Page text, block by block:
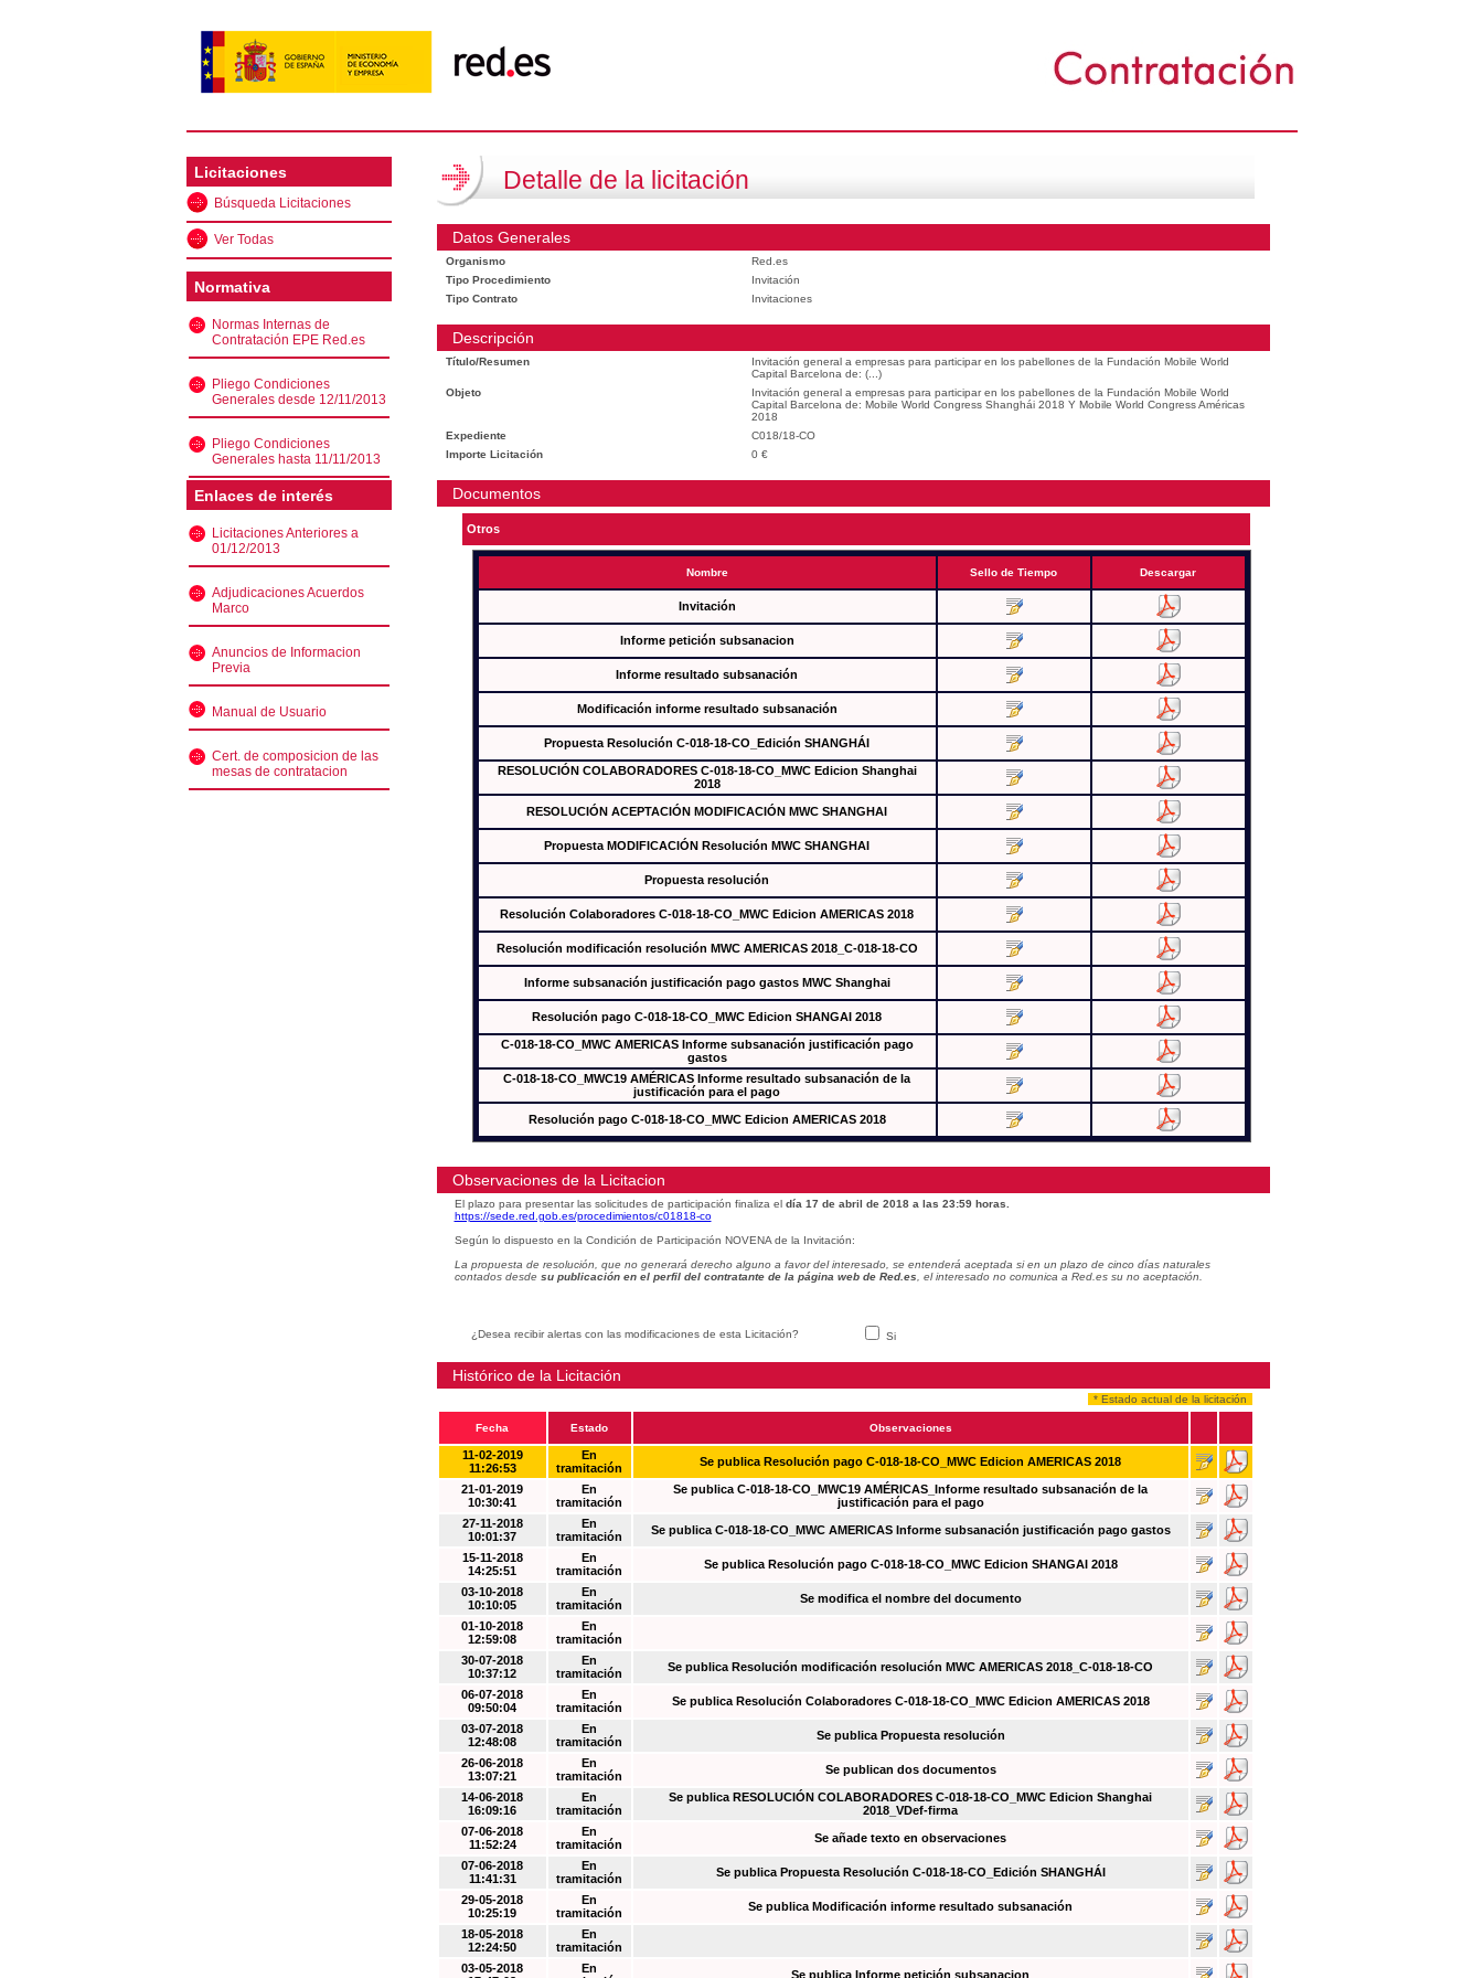
Licitaciones
Búsqueda Licitaciones
Ver Todas
Normativa
Normas Internas de
Contratación EPE Red.es
Pliego Condiciones
Generales desde 12/11/2013
Pliego Condiciones
Generales hasta 11/11/2013
Enlaces de interés
Licitaciones Anteriores a
01/12/2013
Adjudicaciones Acuerdos
Marco
Anuncios de Informacion
Previa
Manual de Usuario
Cert. de composicion de las
mesas de contratacion
Detalle de la licitación
Datos Generales
Organismo
Red.es
Tipo Procedimiento
Invitación
Tipo Contrato
Invitaciones
Descripción
Título/Resumen
Invitación general a empresas para participar en los pabellones de la Fundación Mobile World
Capital Barcelona de: (...)
Objeto
Invitación general a empresas para participar en los pabellones de la Fundación Mobile World
Capital Barcelona de: Mobile World Congress Shanghái 2018 Y Mobile World Congress Américas
2018
Expediente
C018/18-CO
Importe Licitación
0 €
Documentos
Otros
Nombre Sello de Tiempo Descargar
Invitación
Informe petición subsanacion
Informe resultado subsanación
Modificación informe resultado subsanación
Propuesta Resolución C-018-18-CO_Edición SHANGHÁI
RESOLUCIÓN COLABORADORES C-018-18-CO_MWC Edicion Shanghai
2018
RESOLUCIÓN ACEPTACIÓN MODIFICACIÓN MWC SHANGHAI
Propuesta MODIFICACIÓN Resolución MWC SHANGHAI
Propuesta resolución
Resolución Colaboradores C-018-18-CO_MWC Edicion AMERICAS 2018
Resolución modificación resolución MWC AMERICAS 2018_C-018-18-CO
Informe subsanación justificación pago gastos MWC Shanghai
Resolución pago C-018-18-CO_MWC Edicion SHANGAI 2018
C-018-18-CO_MWC AMERICAS Informe subsanación justificación pago
gastos
C-018-18-CO_MWC19 AMÉRICAS Informe resultado subsanación de la
justificación para el pago
Resolución pago C-018-18-CO_MWC Edicion AMERICAS 2018
Observaciones de la Licitacion
El plazo para presentar las solicitudes de participación finaliza el día 17 de abril de 2018 a las 23:59 horas.
https://sede.red.gob.es/procedimientos/c01818-co
Según lo dispuesto en la Condición de Participación NOVENA de la Invitación:
La propuesta de resolución, que no generará derecho alguno a favor del interesado, se entenderá aceptada si en un plazo de cinco días naturales
contados desde su publicación en el perfil del contratante de la página web de Red.es , el interesado no comunica a Red.es su no aceptación.
¿Desea recibir alertas con las modificaciones de esta Licitación? Si
Histórico de la Licitación
* Estado actual de la licitación
Fecha Estado Observaciones
11-02-2019
11:26:53
En
tramitación
Se publica Resolución pago C-018-18-CO_MWC Edicion AMERICAS 2018
21-01-2019
10:30:41
En
tramitación
Se publica C-018-18-CO_MWC19 AMÉRICAS_Informe resultado subsanación de la
justificación para el pago
27-11-2018
10:01:37
En
tramitación
Se publica C-018-18-CO_MWC AMERICAS Informe subsanación justificación pago gastos
15-11-2018
14:25:51
En
tramitación
Se publica Resolución pago C-018-18-CO_MWC Edicion SHANGAI 2018
03-10-2018
10:10:05
En
tramitación
Se modifica el nombre del documento
01-10-2018
12:59:08
En
tramitación
30-07-2018
10:37:12
En
tramitación
Se publica Resolución modificación resolución MWC AMERICAS 2018_C-018-18-CO
06-07-2018
09:50:04
En
tramitación
Se publica Resolución Colaboradores C-018-18-CO_MWC Edicion AMERICAS 2018
03-07-2018
12:48:08
En
tramitación
Se publica Propuesta resolución
26-06-2018
13:07:21
En
tramitación
Se publican dos documentos
14-06-2018
16:09:16
En
tramitación
Se publica RESOLUCIÓN COLABORADORES C-018-18-CO_MWC Edicion Shanghai
2018_VDef-firma
07-06-2018
11:52:24
En
tramitación
Se añade texto en observaciones
07-06-2018
11:41:31
En
tramitación
Se publica Propuesta Resolución C-018-18-CO_Edición SHANGHÁI
29-05-2018
10:25:19
En
tramitación
Se publica Modificación informe resultado subsanación
18-05-2018
12:24:50
En
tramitación
03-05-2018
En
Se publica Informe petición subsanacion